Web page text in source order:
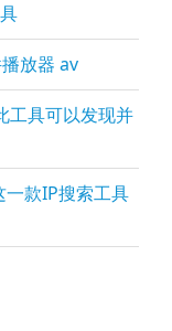
放器 av
工具可以发现并
一款IP搜索工具